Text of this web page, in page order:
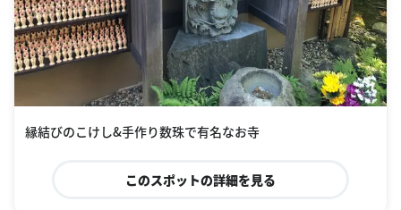
縁結びのこけし&手作り数珠で有名なお寺
このスポットの詳細を見る